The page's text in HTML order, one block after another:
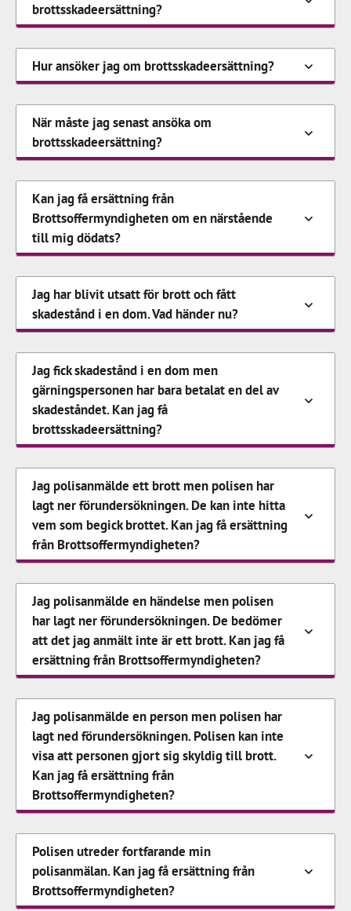
brottsskadeersättning?
Hur ansöker jag om brottsskadeersättning?
När måste jag senast ansöka om
brottsskadeersättning?
Kan jag få ersättning från
Brottsoffermyndigheten om en närstående
till mig dödats?
Jag har blivit utsatt för brott och fått
skadestånd i en dom. Vad händer nu?
Jag fick skadestånd i en dom men
gärningspersonen har bara betalat en del av
skadeståndet. Kan jag få
brottsskadeersättning?
Jag polisanmälde ett brott men polisen har
lagt ner förundersökningen. De kan inte hitta
vem som begick brottet. Kan jag få ersättning
från Brottsoffermyndigheten?
Jag polisanmälde en händelse men polisen
har lagt ner förundersökningen. De bedömer
att det jag anmält inte är ett brott. Kan jag få
ersättning från Brottsoffermyndigheten?
Jag polisanmälde en person men polisen har
lagt ned förundersökningen. Polisen kan inte
visa att personen gjort sig skyldig till brott.
Kan jag få ersättning från
Brottsoffermyndigheten?
Polisen utreder fortfarande min
polisanmälan. Kan jag få ersättning från
Brottsoffermyndigheten?